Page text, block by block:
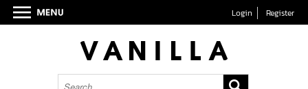
Login Register